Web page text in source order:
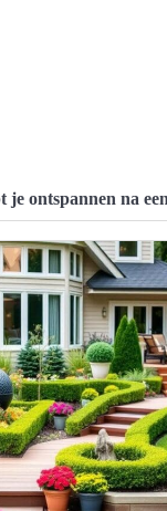
je ontspannen na